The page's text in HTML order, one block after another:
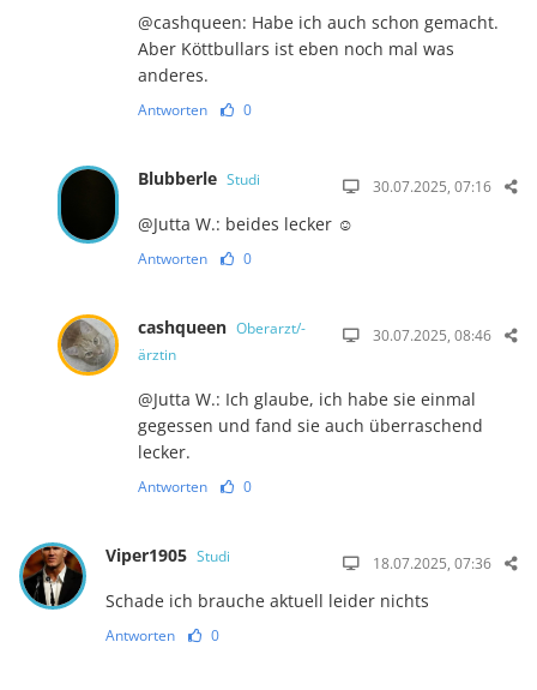
@cashqueen: Habe ich auch schon gemacht.
Aber Köttbullars ist eben noch mal was
anderes.
Antworten 0
Blubberle Studi 30.07.2025, 07:16
@Jutta W.: beides lecker ☺️
Antworten 0
cashqueen Oberarzt/-
ärztin
30.07.2025, 08:46
@Jutta W.: Ich glaube, ich habe sie einmal
gegessen und fand sie auch überraschend
lecker.
Antworten 0
Viper1905 Studi 18.07.2025, 07:36
Schade ich brauche aktuell leider nichts
Antworten 0